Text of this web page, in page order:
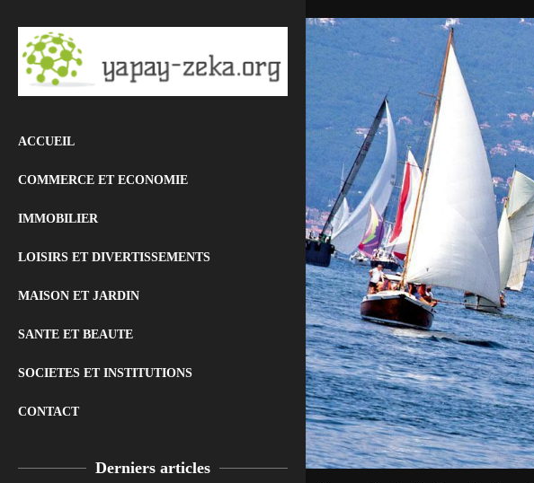
ACCUEIL
COMMERCE ET ECONOMIE
IMMOBILIER
LOISIRS ET DIVERTISSEMENTS
MAISON ET JARDIN
SANTE ET BEAUTE
SOCIETES ET INSTITUTIONS
CONTACT
Derniers articles